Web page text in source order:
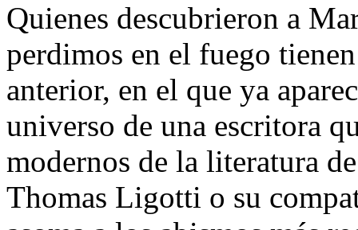
Quienes descubrieron a
perdimos en el fuego
anterior, en el que ya
universo de una escritora
modernos de la literatura
Thomas Ligotti o su